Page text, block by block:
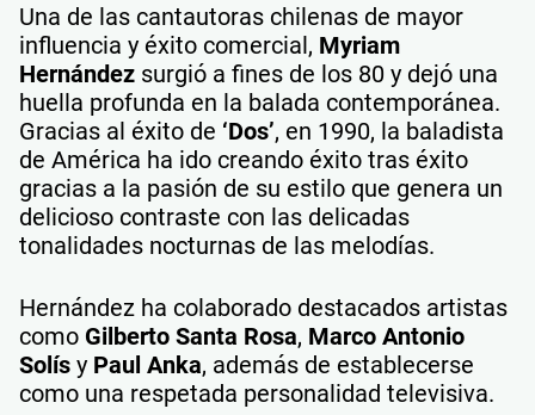
Una de las cantautoras chilenas de mayor
influencia y éxito comercial, Myriam
Hernández surgió a fines de los 80 y dejó una
huella profunda en la balada contemporánea.
Gracias al éxito de ‘Dos’, en 1990, la baladista
de América ha ido creando éxito tras éxito
gracias a la pasión de su estilo que genera un
delicioso contraste con las delicadas
tonalidades nocturnas de las melodías.
Hernández ha colaborado destacados artistas
como Gilberto Santa Rosa, Marco Antonio
Solís y Paul Anka, además de establecerse
como una respetada personalidad televisiva.